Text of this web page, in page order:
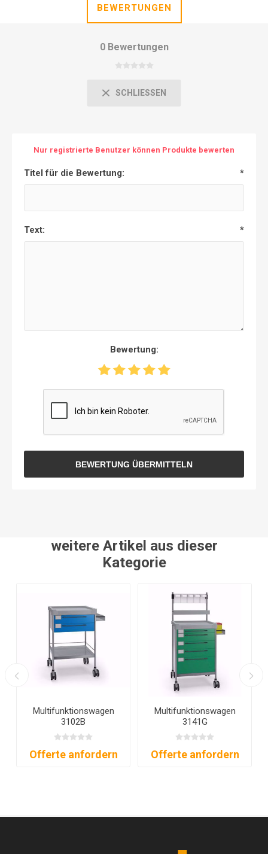
BEWERTUNGEN
0 Bewertungen
SCHLIESSEN
Nur registrierte Benutzer können Produkte bewerten
Titel für die Bewertung: *
Text: *
Bewertung:
BEWERTUNG ÜBERMITTELN
weitere Artikel aus dieser
Kategorie
Multifunktionswagen
Q025
Offerte anfordern
Multifunktionswagen
Q072
Offerte anfordern